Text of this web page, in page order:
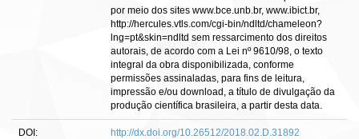
por meio dos sites www.bce.unb.br, www.ibict.br,
http://hercules.vtls.com/cgi-bin/ndltd/chameleon?
lng=pt&skin=ndltd sem ressarcimento dos direitos
autorais, de acordo com a Lei nº 9610/98, o texto
integral da obra disponibilizada, conforme
permissões assinaladas, para fins de leitura,
impressão e/ou download, a título de divulgação da
produção científica brasileira, a partir desta data.
DOI: http://dx.doi.org/10.26512/2018.02.D.31892